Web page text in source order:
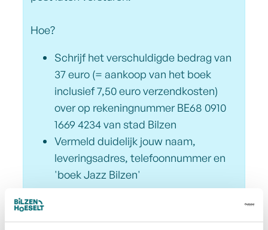
Hoe?
Schrijf het verschuldigde bedrag van
37 euro (= aankoop van het boek
inclusief 7,50 euro verzendkosten)
over op rekeningnummer BE68 0910
1669 4234 van stad Bilzen
Vermeld duidelijk jouw naam,
leveringsadres, telefoonnummer en
'boek Jazz Bilzen'
Na betaling wordt het boek dan
aangetekend naar jou toegestuurd.